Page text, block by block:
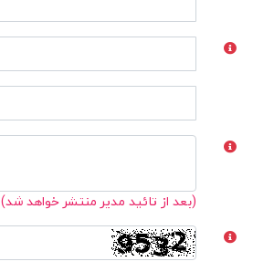
(بعد از تائید مدیر منتشر خواهد شد)